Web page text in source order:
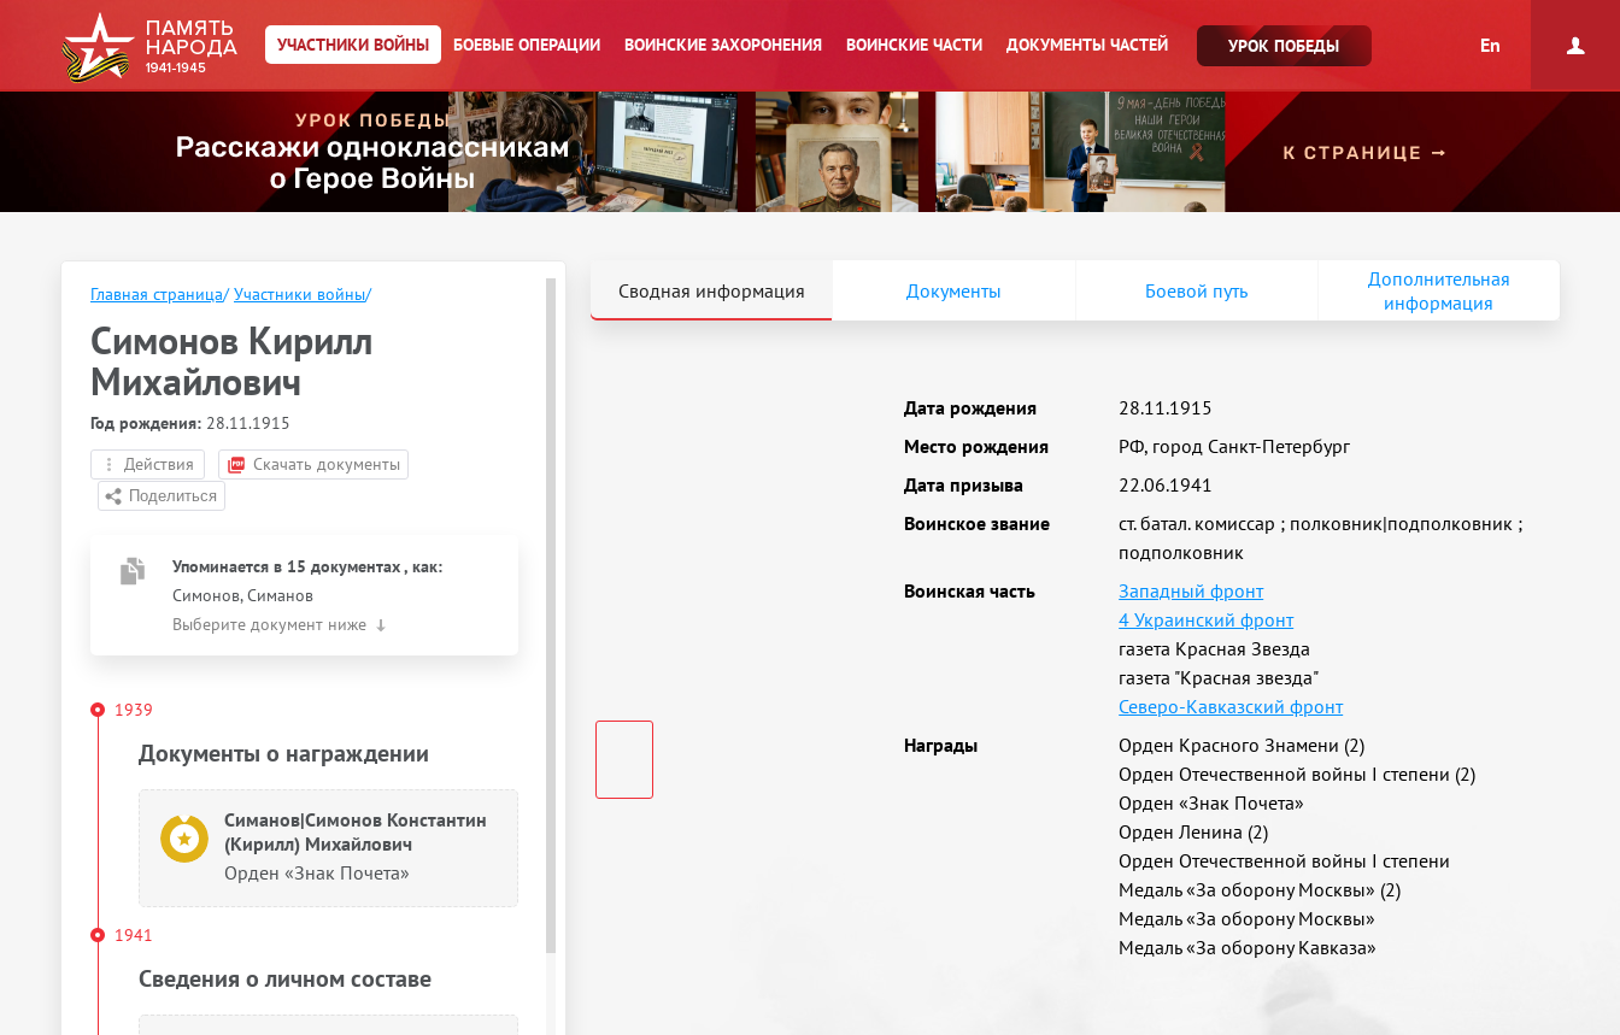
УЧАСТНИКИ ВОЙНЫ БОЕВЫЕ ОПЕРАЦИИ ВОИНСКИЕ ЗАХОРОНЕНИЯ ВОИНСКИЕ ЧАСТИ ДОКУМЕНТЫ ЧАСТЕЙ УРОК ПОБЕДЫ En
Главная страница/ Участники войны/
Симонов Кирилл
Михайлович
Год рождения: 28.11.1915
Действия
Скачать документы
Упоминается в 15 документах, как:
Симонов, Симанов
Выберите документ ниже
1939
Документы о награждении
Симанов|Симонов Константин
(Кирилл) Михайлович
Орден «Знак Почета»
1941
Сведения о личном составе
Сводная информация Документы Боевой путь
Дополнительная
информация
Дата рождения
28.11.1915
Место рождения
РФ, город Санкт-Петербург
Дата призыва
22.06.1941
Воинское звание
ст. батал. комиссар ; полковник|подполковник ;
подполковник
Воинская часть
Западный фронт
4 Украинский фронт
газета Красная Звезда
газета "Красная звезда"
Северо-Кавказский фронт
Награды
Орден Красного Знамени (2)
Орден Отечественной войны I степени (2)
Орден «Знак Почета»
Орден Ленина (2)
Орден Отечественной войны I степени
Медаль «За оборону Москвы» (2)
Медаль «За оборону Москвы»
Медаль «За оборону Кавказа»